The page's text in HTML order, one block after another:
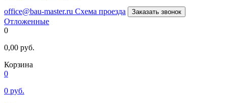
office@bau-master.ru Схема проезда Заказать звонок
Отложенные
0
0,00 руб.
Корзина
0
0 руб.